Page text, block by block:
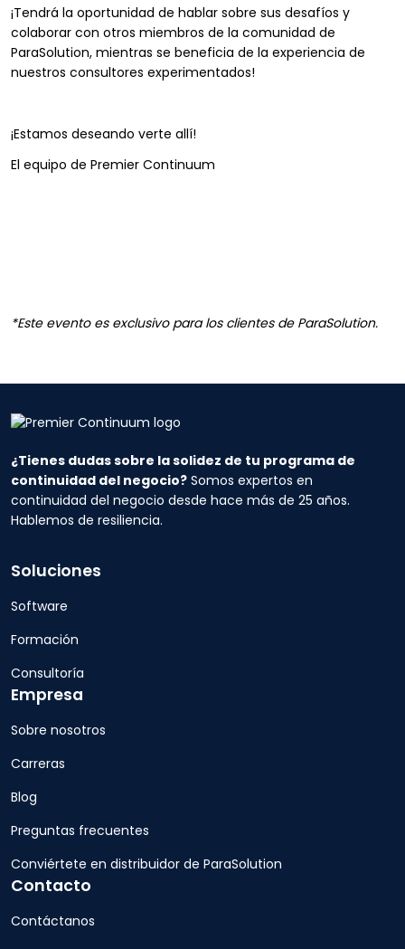
¡Tendrá la oportunidad de hablar sobre sus desafíos y
colaborar con otros miembros de la comunidad de
ParaSolution, mientras se beneficia de la experiencia de
nuestros consultores experimentados!
¡Estamos deseando verte allí!
El equipo de Premier Continuum
*Este evento es exclusivo para los clientes de ParaSolution.
¿Tienes dudas sobre la solidez de tu programa de
continuidad del negocio? Somos expertos en
continuidad del negocio desde hace más de 25 años.
Hablemos de resiliencia.
Soluciones
Software
Formación
Consultoría
Empresa
Sobre nosotros
Carreras
Blog
Preguntas frecuentes
Conviértete en distribuidor de ParaSolution
Contacto
Contáctanos